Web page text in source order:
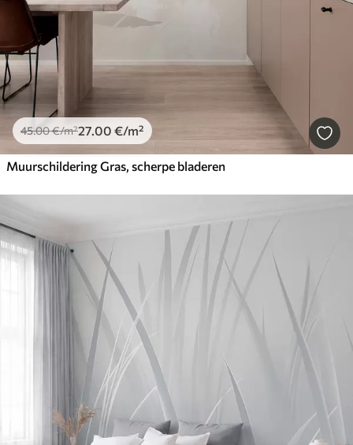
45.00€/m²27.00 €/m²
Muurschildering Gras, scherpe bladeren